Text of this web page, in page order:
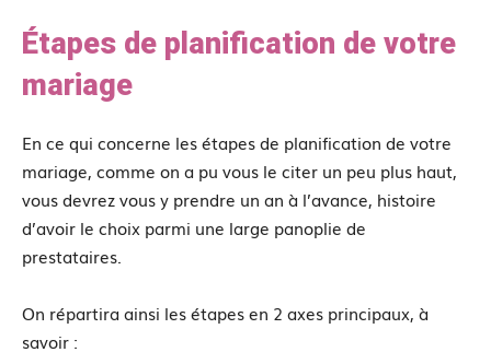
Étapes de planification de votre
mariage
En ce qui concerne les étapes de planification de votre
mariage, comme on a pu vous le citer un peu plus haut,
vous devrez vous y prendre un an à l’avance, histoire
d’avoir le choix parmi une large panoplie de
prestataires.
On répartira ainsi les étapes en 2 axes principaux, à
savoir :